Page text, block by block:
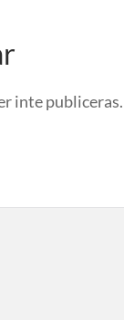
inte publiceras.